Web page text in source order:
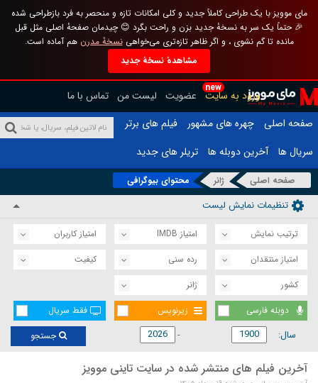
مای موویز با یک طراحی کاملاً جدید و کلی امکانات تازه و منحصر به فرد بازطراحی شده
🎉 حتماً یک سر به نسخهٔ جدید بزن و راحت بگرد 😊 چیدمان صفحهٔ اصلی مثل قبل
مانده تا گم نشوی ، و اگر ظاهر تازه‌تری می‌خواهینسخهٔ مدرن هم آماده است.
مشاهدهٔ نسخهٔ جدید
new
ورود به سایت عضویت لیست من تماس با ما
صفحه اصلی
چهره های مشهور
فیلم های برتر
سریال ها
آخرین دوبله ها تریلر های جدید
صفحه اصلی ژانر محتوای بیوگرافی
تنظیمات نمایش لیست
ترتیب نمایش امتیاز IMDB
امتیاز کاربران
امتیاز منتقدان
رده سنی
کیفیت
کشور
ژانر
دوبله فارسی
زیرنویس فقط سریال
سال: جستجو
آخرین فیلم های منتشر شده در سایت تاینی موویز